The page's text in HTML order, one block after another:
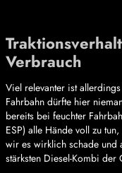
Verbrauch
Viel relevanter ist
Fahrbahn dürfte hier
bereits bei feuchter
ESP) alle Hände voll zu
wir es wirklich schade und
stärksten Diesel-Kombi der